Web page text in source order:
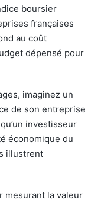
boursier
françaises
au coût
dépensé pour
imaginez un
de son entreprise
investisseur
économique du
illustrent
mesurant la valeur